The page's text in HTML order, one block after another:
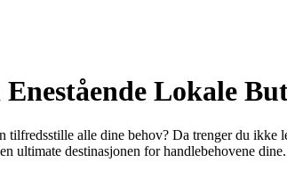
Lokale
alle dine behov? Da trenger du
ultimate destinasjonen for handlebehovene dine.